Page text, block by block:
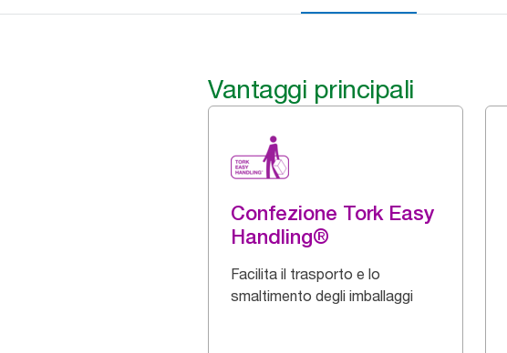
Vantaggi principali
Confezione Tork Easy
Handling®
Facilita il trasporto e lo
smaltimento degli imballaggi